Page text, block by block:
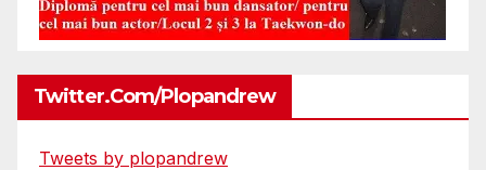
Twitter.com/plopandrew
Tweets by plopandrew